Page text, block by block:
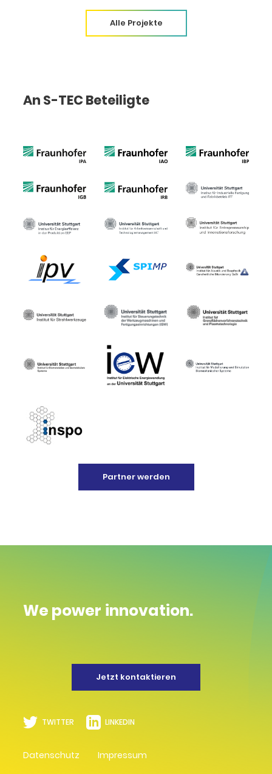
Alle Projekte
An S-TEC Beteiligte
Partner werden
We power innovation.
Jetzt kontaktieren
TWITTER LINKEDIN
Datenschutz Impressum